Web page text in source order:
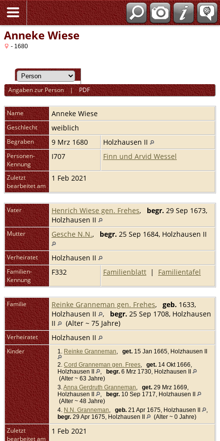
Anneke Wiese
- 1680
Angaben zur Person|PDF
Name Anneke Wiese
Geschlecht weiblich
Begraben 9 Mrz 1680 Holzhausen II
Personen-
Kennung
I707 Finn und Arvid Wessel
Zuletzt
bearbeitet am
1 Feb 2021
Vater Henrich Wiese gen. Frehes, begr. 29 Sep 1673,
Holzhausen II
Mutter Gesche N.N., begr. 25 Sep 1684, Holzhausen II
Verheiratet Holzhausen II
Familien-
Kennung
F332 Familienblatt | Familientafel
Familie Reinke Granneman gen. Frehes, geb. 1633,
Holzhausen II
, begr. 25 Sep 1708, Holzhausen
II
(Alter ~ 75 Jahre)
Verheiratet Holzhausen II
Kinder 1. Reinke Granneman, get. 15 Jan 1665, Holzhausen II
2. Cord Granneman gen. Frees, get. 14 Okt 1666,
Holzhausen II
, begr. 6 Mrz 1730, Holzhausen II
(Alter ~ 63 Jahre)
3.Anna Gerdruth Granneman, get. 29 Mrz 1669,
Holzhausen II
, begr. 10 Sep 1717, Holzhausen II
(Alter ~ 48 Jahre)
4. N.N. Granneman, geb. 21 Apr 1675, Holzhausen II
,
begr. 29 Apr 1675, Holzhausen II (Alter ~ 0 Jahre)
Zuletzt
bearbeitet am
1 Feb 2021